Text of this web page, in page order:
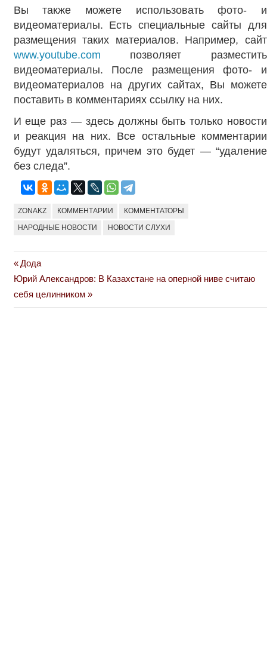
Вы также можете использовать фото- и
видеоматериалы. Есть специальные сайты для
размещения таких материалов. Например, сайт
www.youtube.com позволяет разместить
видеоматериалы. После размещения фото- и
видеоматериалов на других сайтах, Вы можете
поставить в комментариях ссылку на них.
И еще раз — здесь должны быть только новости
и реакция на них. Все остальные комментарии
будут удаляться, причем это будет — “удаление
без следа”.
ZONAKZ КОММЕНТАРИИ КОММЕНТАТОРЫ
НАРОДНЫЕ НОВОСТИ НОВОСТИ СЛУХИ
Навигация
по
Previous
Post:
Дода
Next
Post:
Юрий Александров: В Казахстане на оперной ниве считаю
себя целинником